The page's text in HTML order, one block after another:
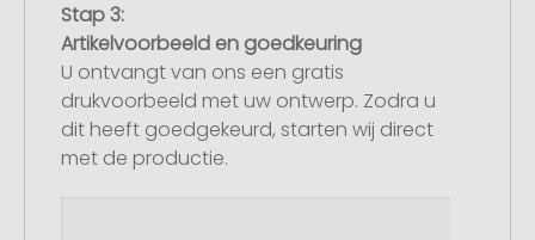
Stap 3:
Artikelvoorbeeld en goedkeuring
U ontvangt van ons een gratis
drukvoorbeeld met uw ontwerp. Zodra u
dit heeft goedgekeurd, starten wij direct
met de productie.